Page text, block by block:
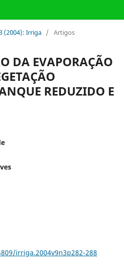
(2004): Irriga / Artigos
DA EVAPORAÇÃO
REDUZIDO E
irriga.2004v9n3p282-288